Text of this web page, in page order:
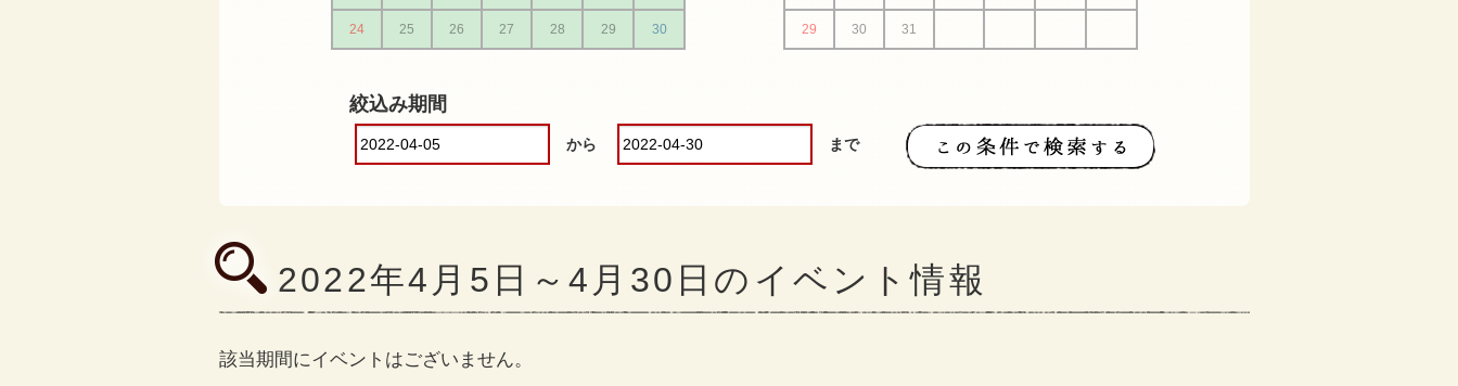
24 25 26 27 28 29 30 29 30 31
絞込み期間
から まで
2022年4月5日～4月30日のイベント情報
該当期間にイベントはございません。